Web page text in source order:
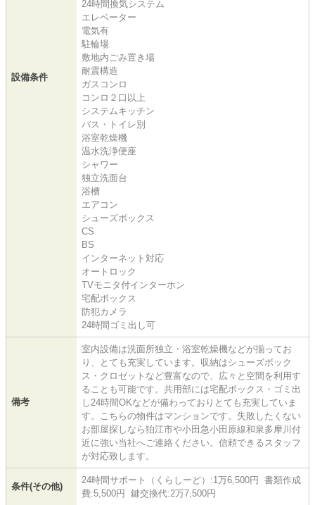
設備条件
24時間換気システム
エレベーター
電気有
駐輪場
敷地内ごみ置き場
耐震構造
ガスコンロ
コンロ２口以上
システムキッチン
バス・トイレ別
浴室乾燥機
温水洗浄便座
シャワー
独立洗面台
浴槽
エアコン
シューズボックス
CS
BS
インターネット対応
オートロック
TVモニタ付インターホン
宅配ボックス
防犯カメラ
24時間ゴミ出し可
備考
室内設備は洗面所独立・浴室乾燥機などが揃ってお
り、とても充実しています。収納はシューズボック
ス・クロゼットなど豊富なので、広々と空間を利用す
ることも可能です。共用部には宅配ボックス・ゴミ出
し24時間OKなどが備わっておりとても充実していま
す。こちらの物件はマンションです。失敗したくない
お部屋探しなら狛江市や小田急小田原線和泉多摩川付
近に強い当社へご連絡ください。信頼できるスタッフ
が対応致します。
条件(その他)
24時間サポート（くらしーど）:1万6,500円 書類作成
費:5,500円 鍵交換代:2万7,500円